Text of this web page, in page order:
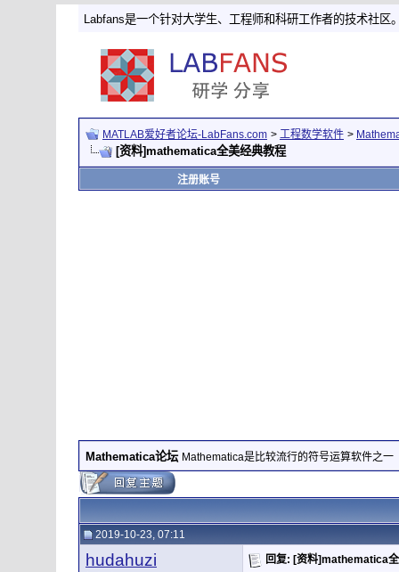
Labfans是一个针对大学生、工程师和科研工作者的技术社区
MATLAB爱好者论坛-LabFans.com > 工程数学软件 >
[资料]mathematica全美经典教程
注册账号
Mathematica论坛 Mathematica是比较流行的符号运算软件之一
2019-10-23, 07:11
hudahuzi 回复: [资料]mathematica